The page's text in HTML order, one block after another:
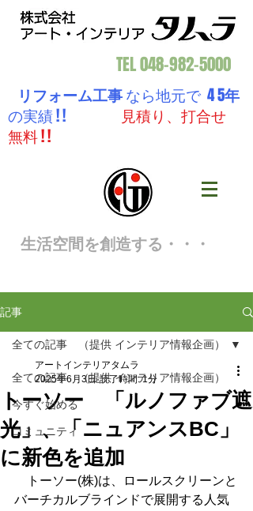
TEL048-982-5000
リフォーム工事なら地元で 4 5年
の実績 ! !
見積り、打合せ
無料 ! !
生活空間を創造する・・・
記事
全ての記事 （提供 インテリア情報企画）
今すぐ始める
コミュニティ
全ての記事 （提供 インテリア情報企画）
トーソー 「ルノファブ遮
光」、「ニュアンスBC」
に新色を追加
アートインテリアタムラ
2025年6月3日 読了時間: 1分
トーソー(株)は、ロールスクリーンと
バーチカルブラインドで展開する人気